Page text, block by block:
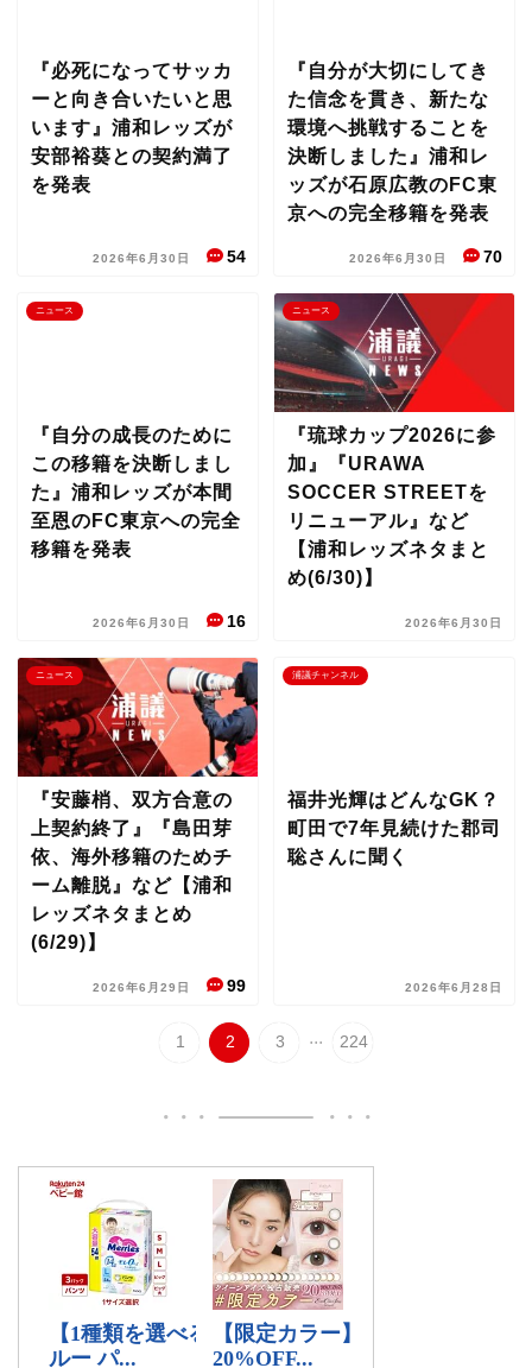
『必死になってサッカ
ーと向き合いたいと思
います』浦和レッズが
安部裕葵との契約満了
を発表
2026年6月30日 54
『自分が大切にしてき
た信念を貫き、新たな
環境へ挑戦することを
決断しました』浦和レ
ッズが石原広教のFC東
京への完全移籍を発表
2026年6月30日 70
ニュース
『自分の成長のために
この移籍を決断しまし
た』浦和レッズが本間
至恩のFC東京への完全
移籍を発表
2026年6月30日 16
ニュース
『琉球カップ2026に参
加』『URAWA
SOCCER STREETを
リニューアル』など
【浦和レッズネタまと
め(6/30)】
2026年6月30日
ニュース
『安藤梢、双方合意の
上契約終了』『島田芽
依、海外移籍のためチ
ーム離脱』など【浦和
レッズネタまとめ
(6/29)】
2026年6月29日 99
浦議チャンネル
福井光輝はどんなGK？
町田で7年見続けた郡司
聡さんに聞く
2026年6月28日
1 2 3 ... 224